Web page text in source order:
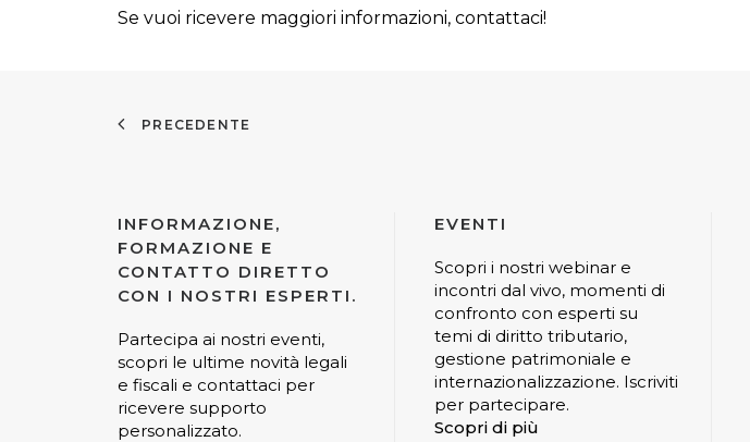
Se vuoi ricevere maggiori informazioni, contattaci!
PRECEDENTE
INFORMAZIONE,
FORMAZIONE E
CONTATTO DIRETTO
CON I NOSTRI ESPERTI.
Partecipa ai nostri eventi,
scopri le ultime novità legali
e fiscali e contattaci per
ricevere supporto
personalizzato.
EVENTI
Scopri i nostri webinar e
incontri dal vivo, momenti di
confronto con esperti su
temi di diritto tributario,
gestione patrimoniale e
internazionalizzazione. Iscriviti
per partecipare.
Scopri di più